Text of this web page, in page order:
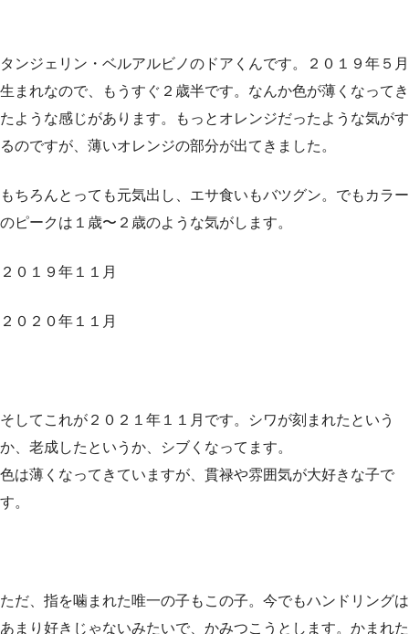
タンジェリン・ベルアルビノのドアくんです。２０１９年５月
生まれなので、もうすぐ２歳半です。なんか色が薄くなってき
たような感じがあります。もっとオレンジだったような気がす
るのですが、薄いオレンジの部分が出てきました。
もちろんとっても元気出し、エサ食いもバツグン。でもカラー
のピークは１歳〜２歳のような気がします。
２０１９年１１月
２０２０年１１月
そしてこれが２０２１年１１月です。シワが刻まれたという
か、老成したというか、シブくなってます。
色は薄くなってきていますが、貫禄や雰囲気が大好きな子で
す。
ただ、指を噛まれた唯一の子もこの子。今でもハンドリングは
あまり好きじゃないみたいで、かみつこうとします。かまれた